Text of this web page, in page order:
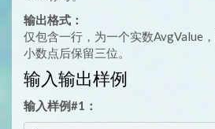
输出格式：
仅包含一行，为一个实数AvgValue，
小数点后保留三位。
输入输出样例
输入样例#1：